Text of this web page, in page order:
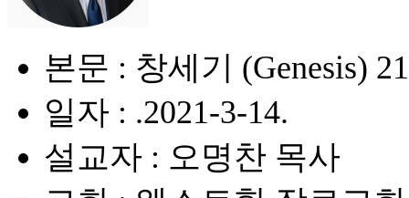
본문 : 창세기 (Genesis)
일자 : .2021-3-14.
설교자 : 오명찬 목사